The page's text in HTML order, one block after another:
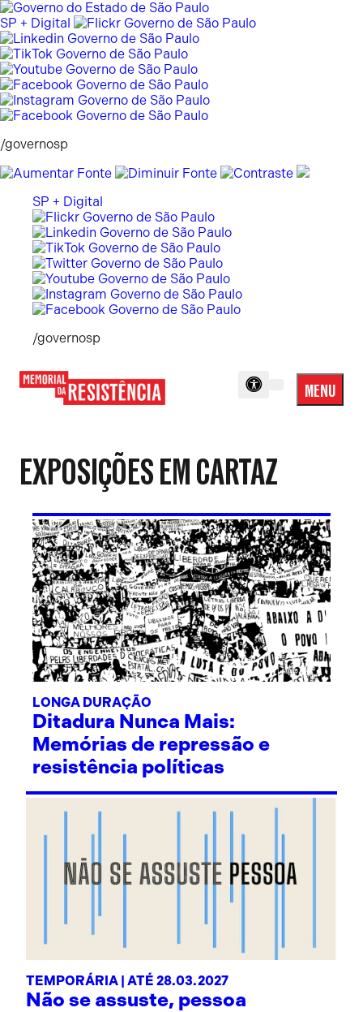
Pular
para
o
conteúdo
SP + Digital
/governosp
SP + Digital
/governosp
MENU
Menu
EXPOSIÇÕES EM CARTAZ
LONGA DURAÇÃO
Ditadura Nunca Mais:
Memórias de repressão e
resistência políticas
TEMPORÁRIA | ATÉ 28.03.2027
Não se assuste, pessoa